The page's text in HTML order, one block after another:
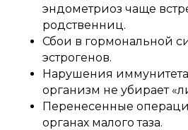
эндометриоз чаще
родственниц.
Сбои в гормональной
эстрогенов.
Нарушения
организм не убирает
Перенесенные
органах малого таза.